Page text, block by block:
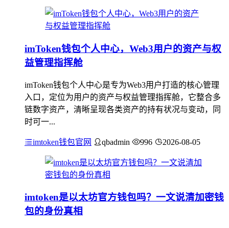
imToken钱包个人中心，Web3用户的资产与权
益管理指挥舱
imToken钱包个人中心是专为Web3用户打造的核心管理
入口，定位为用户的资产与权益管理指挥舱，它整合多
链数字资产，清晰呈现各类资产的持有状况与变动，同
时可一...
imtoken钱包官网 qbadmin 996 2026-08-05
imtoken是以太坊官方钱包吗？一文说清加密钱
包的身份真相